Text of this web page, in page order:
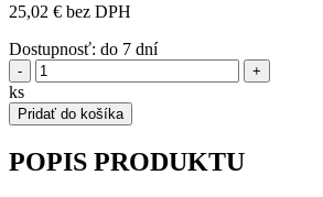
25,02 € bez DPH
Dostupnosť: do 7 dní
- +
ks
Pridať do košíka
POPIS PRODUKTU